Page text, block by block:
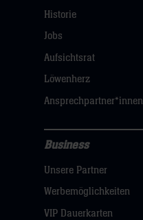
Navigation
öffnen,
hier
Historie
Jobs
Aufsichtsrat
Löwenherz
Ansprechpartner*innen
Navigation
öffnen,
dann
Business
Unsere Partner
Werbemöglichkeiten
VIP Dauerkarten